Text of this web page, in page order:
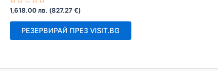
Оценено
с
0
1,618.00лв. (827.27€)
РЕЗЕРВИРАЙ ПРЕЗ VISIT.BG